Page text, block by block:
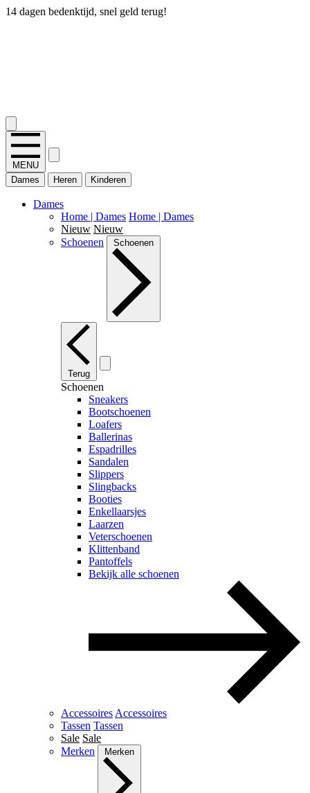
14 dagen bedenktijd, snel geld terug!
MENU
Dames
Heren Kinderen
Dames
Home | Dames Home | Dames
Nieuw Nieuw
Schoenen
Schoenen
Terug
Schoenen
Sneakers
Bootschoenen
Loafers
Ballerinas
Espadrilles
Sandalen
Slippers
Slingbacks
Booties
Enkellaarsjes
Laarzen
Veterschoenen
Klittenband
Pantoffels
Bekijk alle schoenen
Accessoires Accessoires
Tassen Tassen
Sale Sale
Merken
Merken